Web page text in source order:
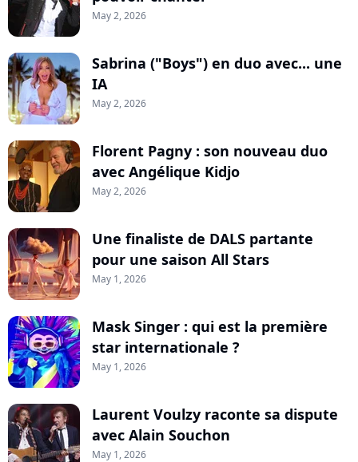
May 2, 2026
Sabrina ("Boys") en duo avec... une
IA
May 2, 2026
Florent Pagny : son nouveau duo
avec Angélique Kidjo
May 2, 2026
Une finaliste de DALS partante
pour une saison All Stars
May 1, 2026
Mask Singer : qui est la première
star internationale ?
May 1, 2026
Laurent Voulzy raconte sa dispute
avec Alain Souchon
May 1, 2026